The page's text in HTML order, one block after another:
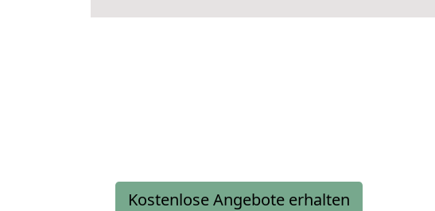
Kostenlose Angebote erhalten